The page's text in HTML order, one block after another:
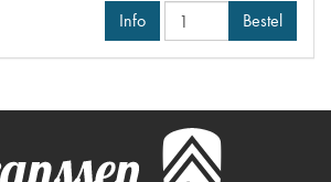
Info Bestel